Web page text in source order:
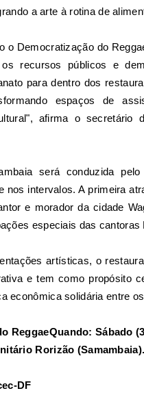
a arte à rotina de
o Democratização do
recursos públicos e
para dentro dos
espaços de
afirma o secretário
será conduzida
nos intervalos. A primeira
e morador da cidade
especiais das cantoras
artísticas, o
e tem como propósito
econômica solidária entre
ReggaeQuando: Sábado
Rorizão (Samambaia).
DF